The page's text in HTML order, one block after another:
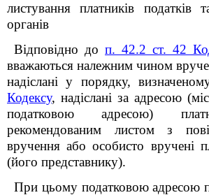
листування платників податків
органів
Відповідно до п. 42.2 ст. 42
вважаються належним чином
надіслані у порядку,
Кодексу, надіслані за адресою
податковою адресою)
рекомендованим листом з
вручення або особисто вручені
(його представнику).
При цьому податковою адресою